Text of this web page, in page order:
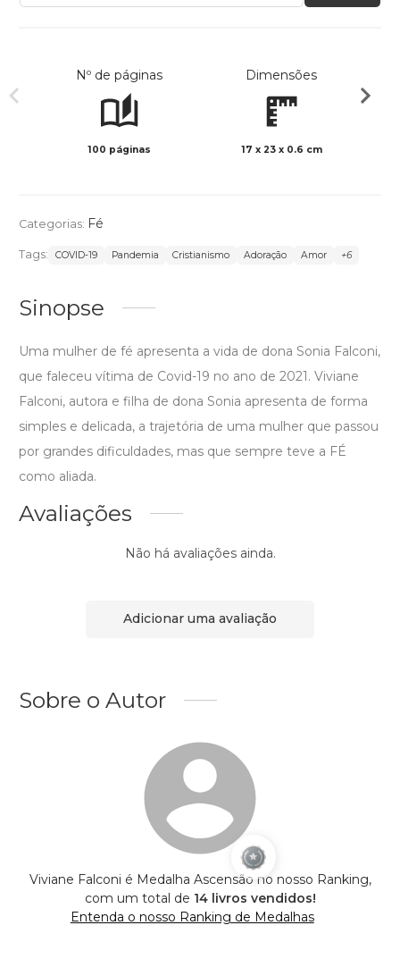
Nº de páginas
100 páginas
Dimensões
17 x 23 x 0.6 cm
Categorias: Fé
Tags: COVID-19 Pandemia Cristianismo Adoração Amor +6
Sinopse
Uma mulher de fé apresenta a vida de dona Sonia Falconi,
que faleceu vítima de Covid-19 no ano de 2021. Viviane
Falconi, autora e filha de dona Sonia apresenta de forma
simples e delicada, a trajetória de uma mulher que passou
por grandes dificuldades, mas que sempre teve a FÉ
como aliada.
Avaliações
Não há avaliações ainda.
Adicionar uma avaliação
Sobre o Autor
Viviane Falconi é Medalha Ascensão no nosso Ranking,
com um total de 14 livros vendidos!
Entenda o nosso Ranking de Medalhas